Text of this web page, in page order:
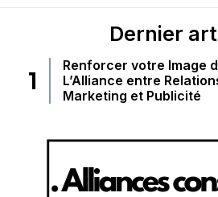
Dernier
Renforcer votre Image
L’Alliance entre
Marketing et Publicité